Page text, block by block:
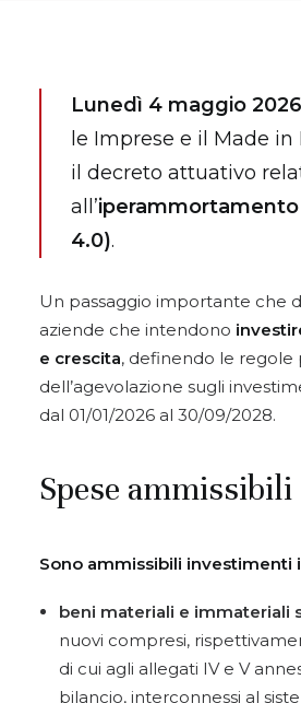
Lunedì 4 maggio
le Imprese e il Made
il decreto attuativo
all’
4.0).
Un passaggio importante che
aziende che intendono
e crescita, definendo le regole
dell’agevolazione sugli
dal 01/01/2026 al 30/09/2028.
Spese ammissibili
Sono ammissibili investimenti
beni materiali e immateriali
nuovi compresi,
di cui agli allegati IV e V
bilancio, interconnessi al